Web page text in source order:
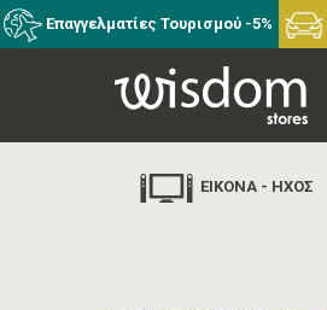
Επαγγελματίες Τουρισμού -5%
ΕΙΚΟΝΑ - ΗΧΟΣ